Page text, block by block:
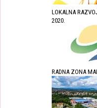
LOKALNA
2020.
RADNA ZONA